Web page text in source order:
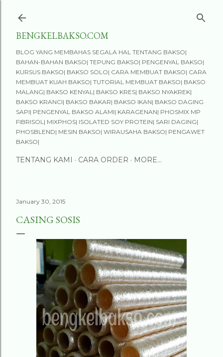
BENGKELBAKSO.COM
BLOG YANG MEMBAHAS SEGALA HAL TENTANG BAKSO|
BAHAN-BAHAN BAKSO| TEPUNG BAKSO| PENGENYAL BAKSO|
KURSUS BAKSO| BAKSO SOLO| CARA MEMBUAT BAKSO| CARA
MEMBUAT KUAH BAKSO| TUTORIAL MEMBUAT BAKSO| BAKSO
MALANG| BAKSO KENYAL| BAKSO KRES| BAKSO NYAKREK|
BAKSO KRANCI| BAKSO BAKAR| BAKSO IKAN| BAKSO DAGING
SAPI| PENGENYAL BAKSO ALAMI| KARAGENAN| PHOSMIX MP
FIBRISOL| MIXPHOS| ISOLATED SOY PROTEIN| SARI DAGING|
PHOSBLEND| MESIN BAKSO| WIRAUSAHA BAKSO| PENGAWET
BAKSO|
TENTANG KAMI CARA ORDER MORE…
January 30, 2015
CASING SOSIS